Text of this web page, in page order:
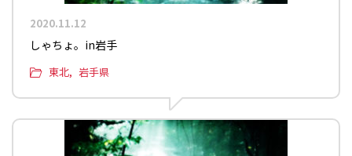
2020.11.12
しゃちょ。in岩手
東北 岩手県